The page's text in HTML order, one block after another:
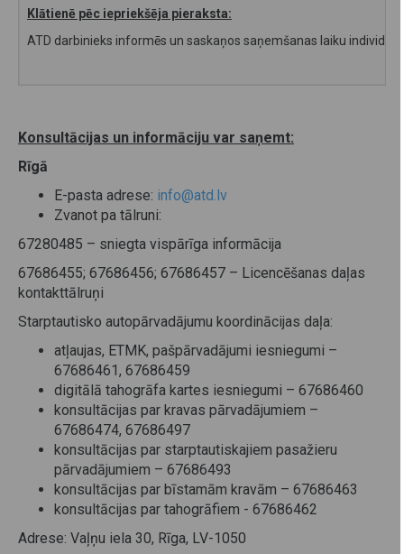
Klātienē pēc iepriekšēja pieraksta:
ATD darbinieks informēs un saskaņos saņemšanas laiku
Konsultācijas un informāciju var saņemt:
Rīgā
E-pasta adrese: info@atd.lv
Zvanot pa tālruni:
67280485 – sniegta vispārīga informācija
67686455; 67686456; 67686457 – Licencēšanas daļas
kontakttālruņi
Starptautisko autopārvadājumu koordinācijas daļa:
atļaujas, ETMK, pašpārvadājumi iesniegumi –
67686461, 67686459
digitālā tahogrāfa kartes iesniegumi – 67686460
konsultācijas par kravas pārvadājumiem –
67686474, 67686497
konsultācijas par starptautiskajiem pasažieru
pārvadājumiem – 67686493
konsultācijas par bīstamām kravām – 67686463
konsultācijas par tahogrāfiem - 67686462
Adrese: Vaļņu iela 30, Rīga, LV-1050